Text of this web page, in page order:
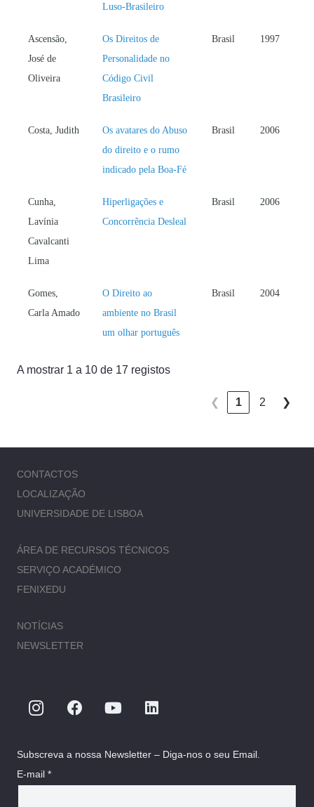
Luso-Brasileiro
Ascensão,
José de
Oliveira
Os Direitos de
Personalidade no
Código Civil
Brasileiro
Brasil 1997
Costa, Judith
Os avatares do Abuso
do direito e o rumo
indicado pela Boa-Fé
Brasil 2006
Cunha,
Lavínia
Cavalcanti
Lima
Hiperligações e
Concorrência Desleal
Brasil 2006
Gomes,
Carla Amado
O Direito ao
ambiente no Brasil
um olhar português
Brasil 2004
A mostrar 1 a 10 de 17 registos
❮ 1 2 ❯
CONTACTOS
LOCALIZAÇÃO
UNIVERSIDADE DE LISBOA
ÁREA DE RECURSOS TÉCNICOS
SERVIÇO ACADÉMICO
FENIXEDU
NOTÍCIAS
NEWSLETTER
Subscreva a nossa Newsletter – Diga-nos o seu Email.
E-mail *